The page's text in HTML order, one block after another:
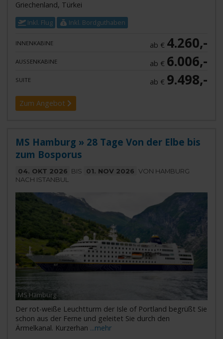
Griechenland, Türkei
Inkl. Flug Inkl. Bordguthaben
INNENKABINE ab € 4.260,-
AUSSENKABINE ab € 6.006,-
SUITE ab € 9.498,-
Zum Angebot
MS Hamburg » 28 Tage Von der Elbe bis
zum Bosporus
04. OKT 2026 BIS 01. NOV 2026 VON HAMBURG
NACH ISTANBUL
MS Hamburg
Der rot-weiße Leuchtturm der Isle of Portland begrüßt Sie
schon aus der Ferne und geleitet Sie durch den
Ärmelkanal. Kurzerhan ...mehr